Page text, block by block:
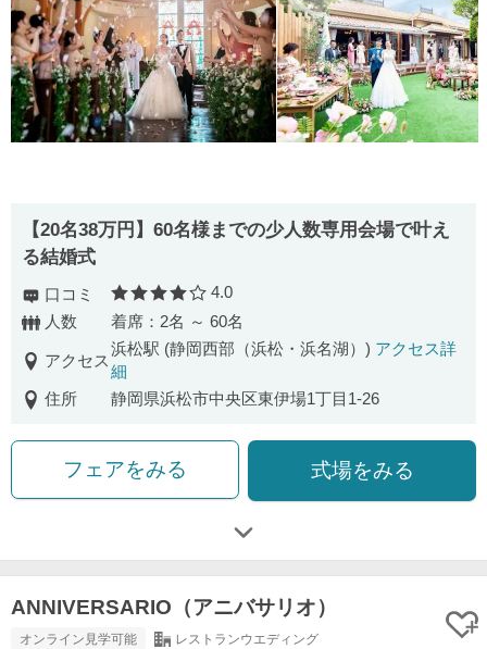
【20名38万円】60名様までの少人数専用会場で叶え
る結婚式
口コミ 口コミ評価
4.0
人数
着席：2名 ～ 60名
アクセス
浜松駅 (静岡西部（浜松・浜名湖）) アクセス詳
細
住所
静岡県浜松市中央区東伊場1丁目1-26
フェアをみる 式場をみる
ANNIVERSARIO（アニバサリオ）
オンライン見学可能 レストランウエディング